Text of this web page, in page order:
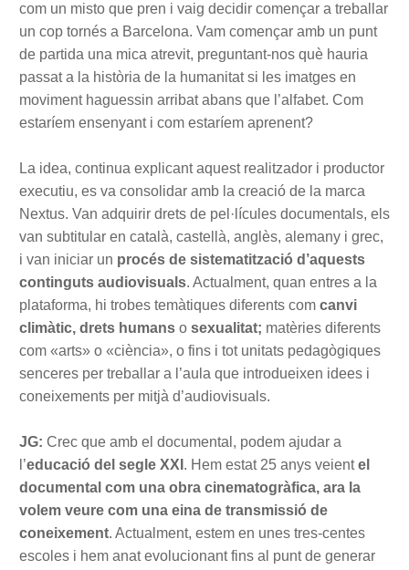
com un misto que pren i vaig decidir començar a treballar
un cop tornés a Barcelona. Vam començar amb un punt
de partida una mica atrevit, preguntant-nos què hauria
passat a la història de la humanitat si les imatges en
moviment haguessin arribat abans que l’alfabet. Com
estaríem ensenyant i com estaríem aprenent?
La idea, continua explicant aquest realitzador i productor
executiu, es va consolidar amb la creació de la marca
Nextus. Van adquirir drets de pel·lícules documentals, els
van subtitular en català, castellà, anglès, alemany i grec,
i van iniciar un procés de sistematització d’aquests
continguts audiovisuals. Actualment, quan entres a la
plataforma, hi trobes temàtiques diferents com canvi
climàtic, drets humans o sexualitat; matèries diferents
com «arts» o «ciència», o fins i tot unitats pedagògiques
senceres per treballar a l’aula que introdueixen idees i
coneixements per mitjà d’audiovisuals.
JG: Crec que amb el documental, podem ajudar a
l’educació del segle XXI . Hem estat 25 anys veientel
documental com una obra cinematogràfica, ara la
volem veure com una eina de transmissió de
coneixement. Actualment, estem en unes tres-centes
escoles i hem anat evolucionant fins al punt de generar